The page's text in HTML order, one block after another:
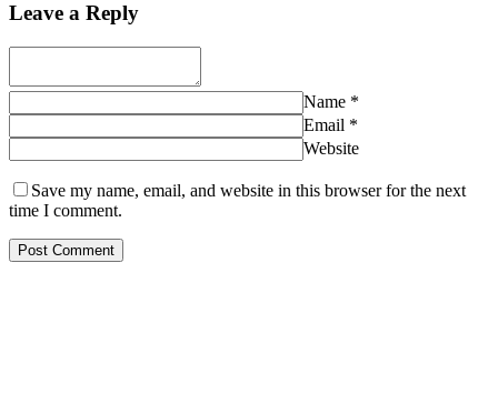
Leave a Reply
Name *
Email *
Website
Save my name, email, and website in this browser for the next
time I comment.